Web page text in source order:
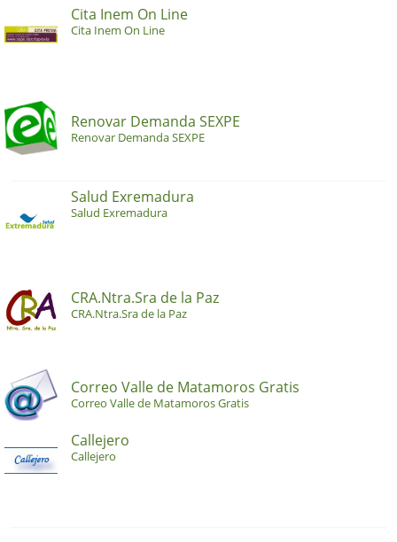
Cita Inem On Line
Cita Inem On Line
Renovar Demanda SEXPE
Renovar Demanda SEXPE
Salud Exremadura
Salud Exremadura
CRA.Ntra.Sra de la Paz
CRA.Ntra.Sra de la Paz
Correo Valle de Matamoros Gratis
Correo Valle de Matamoros Gratis
Callejero
Callejero